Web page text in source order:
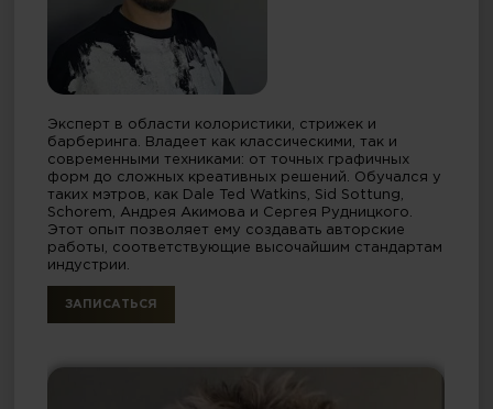
Эксперт в области колористики, стрижек и
барберинга. Владеет как классическими, так и
современными техниками: от точных графичных
форм до сложных креативных решений. Обучался у
таких мэтров, как Dale Ted Watkins, Sid Sottung,
Schorem, Андрея Акимова и Сергея Рудницкого.
Этот опыт позволяет ему создавать авторские
работы, соответствующие высочайшим стандартам
индустрии.
ЗАПИСАТЬСЯ